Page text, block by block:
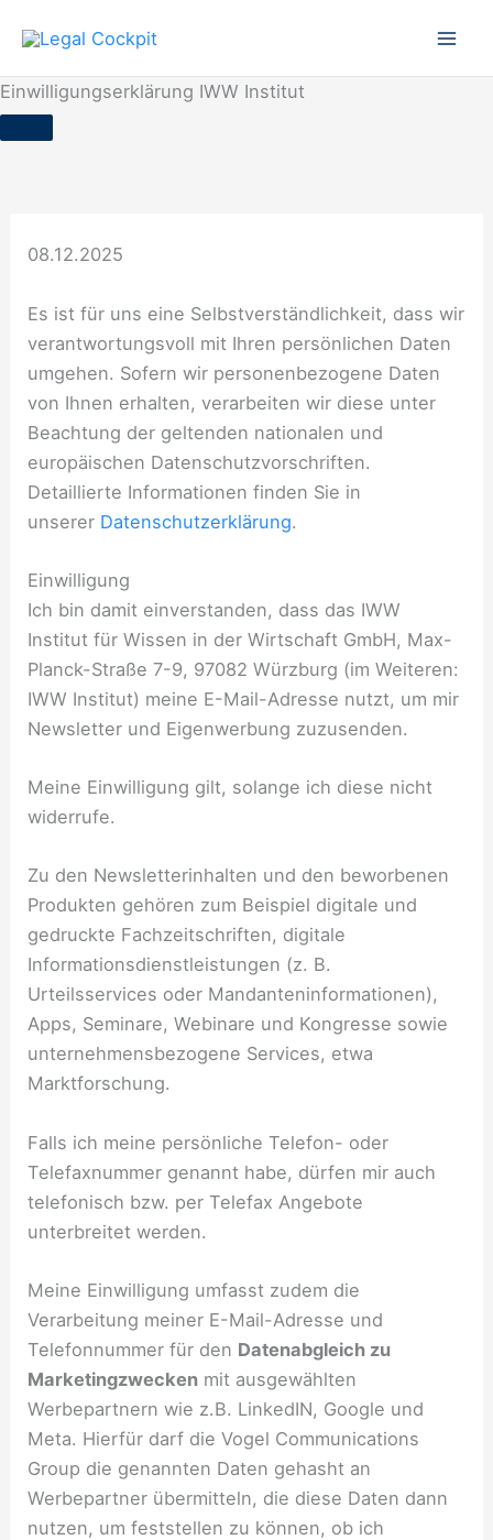
Inhalt
springen
Einwilligungserklärung IWW Institut
08.12.2025
Es ist für uns eine Selbstverständlichkeit, dass wir
verantwortungsvoll mit Ihren persönlichen Daten
umgehen. Sofern wir personenbezogene Daten
von Ihnen erhalten, verarbeiten wir diese unter
Beachtung der geltenden nationalen und
europäischen Datenschutzvorschriften.
Detaillierte Informationen finden Sie in
unserer Datenschutzerklärung.
Einwilligung
Ich bin damit einverstanden, dass das IWW
Institut für Wissen in der Wirtschaft GmbH, Max-
Planck-Straße 7-9, 97082 Würzburg (im Weiteren:
IWW Institut) meine E-Mail-Adresse nutzt, um mir
Newsletter und Eigenwerbung zuzusenden.
Meine Einwilligung gilt, solange ich diese nicht
widerrufe.
Zu den Newsletterinhalten und den beworbenen
Produkten gehören zum Beispiel digitale und
gedruckte Fachzeitschriften, digitale
Informationsdienstleistungen (z. B.
Urteilsservices oder Mandanteninformationen),
Apps, Seminare, Webinare und Kongresse sowie
unternehmensbezogene Services, etwa
Marktforschung.
Falls ich meine persönliche Telefon- oder
Telefaxnummer genannt habe, dürfen mir auch
telefonisch bzw. per Telefax Angebote
unterbreitet werden.
Meine Einwilligung umfasst zudem die
Verarbeitung meiner E-Mail-Adresse und
Telefonnummer für den Datenabgleich zu
Marketingzwecken mit ausgewählten
Werbepartnern wie z.B. LinkedIN, Google und
Meta. Hierfür darf die Vogel Communications
Group die genannten Daten gehasht an
Werbepartner übermitteln, die diese Daten dann
nutzen, um feststellen zu können, ob ich